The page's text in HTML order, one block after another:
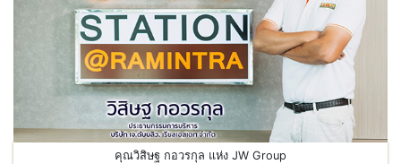
คุณวิสิษฐ กอวรกุล แห่ง JW Group